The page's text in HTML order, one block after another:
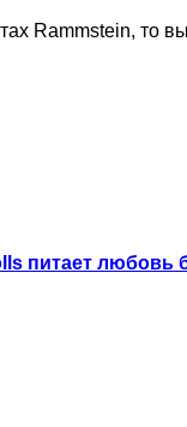
Rammstein, то
питает любовь